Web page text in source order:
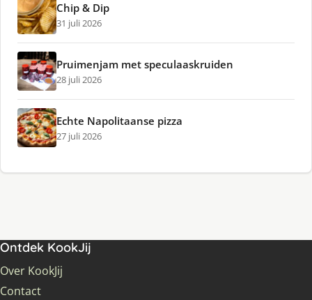
Chip & Dip
31 juli 2026
Pruimenjam met speculaaskruiden
28 juli 2026
Echte Napolitaanse pizza
27 juli 2026
Ontdek KookJij
Over KookJij
Contact